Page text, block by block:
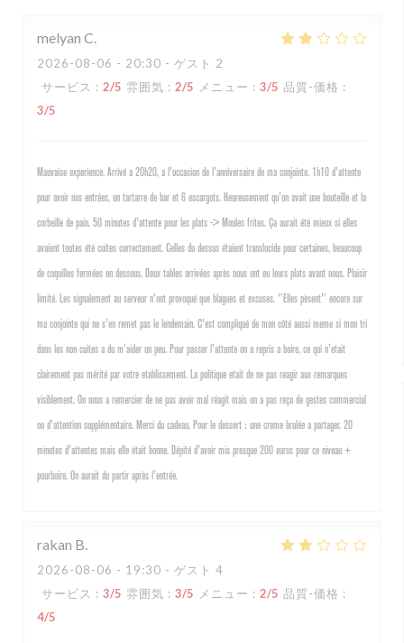
melyan C
2026-08-06 - 20:30 - ゲスト 2
サービス : 2/5 雰囲気 : 2/5 メニュー : 3/5 品質-価格 :
3/5
Mauvaise experience. Arrivé a 20h20, a l'occasion de l'anniversaire de ma conjointe. 1h10 d'attente
pour avoir nos entrées, un tartarre de bar et 6 escargots. Heureusement qu'on avait une bouteille et la
corbeille de pain. 50 minutes d'attente pour les plats -> Moules frites. Ça aurait été mieux si elles
avaient toutes été cuites correctement. Celles du dessus étaient translucide pour certaines, beaucoup
de coquilles fermées en dessous. Deux tables arrivées après nous ont eu leurs plats avant nous. Plaisir
limité. Les signalement au serveur n'ont provoqué que blagues et excuses. "Elles pèsent" encore sur
ma conjointe qui ne s'en remet pas le lendemain. C'est compliqué de mon côté aussi meme si mon tri
dans les non cuites a du m'aider un peu. Pour passer l'attente on a repris a boire, ce qui n'etait
clairement pas mérité par votre etablissement. La politique etait de ne pas reagir aux remarques
visiblement. On nous a remercier de ne pas avoir mal réagit mais on a pas reçu de gestes commercial
ou d'attention supplémentaire. Merci du cadeau. Pour le dessert : une creme brulée a partager. 20
minutes d'attentes mais elle était bonne. Dépité d'avoir mis presque 200 euros pour ce niveau +
pourboire. On aurait du partir après l'entrée.
rakan B
2026-08-06 - 19:30 - ゲスト 4
サービス : 3/5 雰囲気 : 3/5 メニュー : 2/5 品質-価格 :
4/5